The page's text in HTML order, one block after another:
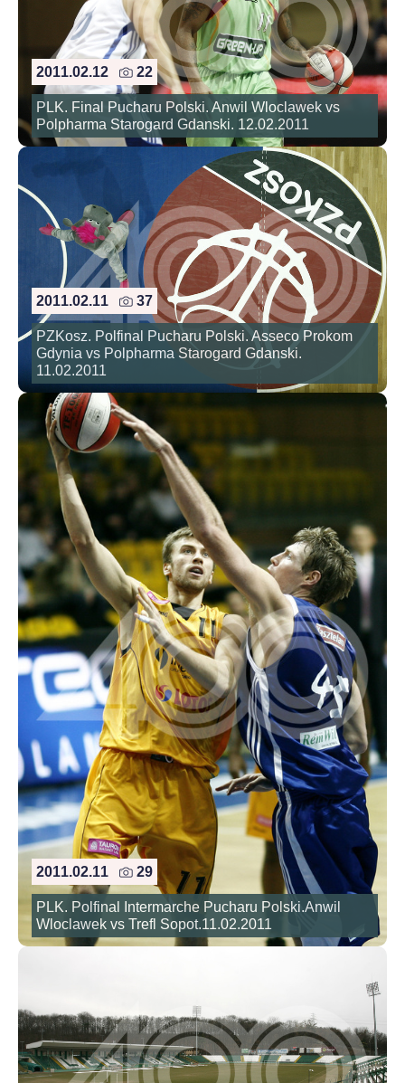
2011.02.12 22
PLK. Final Pucharu Polski. Anwil Wloclawek vs
Polpharma Starogard Gdanski. 12.02.2011
2011.02.11 37
PZKosz. Polfinal Pucharu Polski. Asseco Prokom
Gdynia vs Polpharma Starogard Gdanski.
11.02.2011
2011.02.11 29
PLK. Polfinal Intermarche Pucharu Polski.Anwil
Wloclawek vs Trefl Sopot.11.02.2011